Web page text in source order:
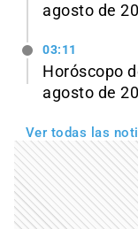
agosto de
03:11
Horóscopo
agosto de
Ver todas las